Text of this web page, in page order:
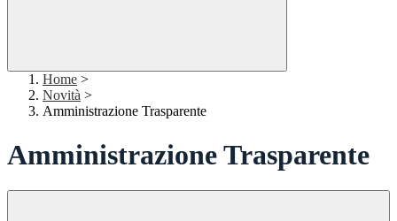
Home >
Novità >
Amministrazione Trasparente
Amministrazione Trasparente